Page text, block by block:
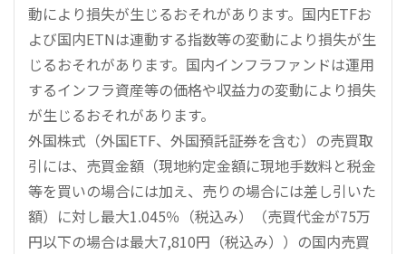
動により損失が生じるおそれがあります。国内ETFお
よび国内ETNは連動する指数等の変動により損失が生
じるおそれがあります。国内インフラファンドは運用
するインフラ資産等の価格や収益力の変動により損失
が生じるおそれがあります。
外国株式（外国ETF、外国預託証券を含む）の売買取
引には、売買金額（現地約定金額に現地手数料と税金
等を買いの場合には加え、売りの場合には差し引いた
額）に対し最大1.045％（税込み）（売買代金が75万
円以下の場合は最大7,810円（税込み））の国内売買